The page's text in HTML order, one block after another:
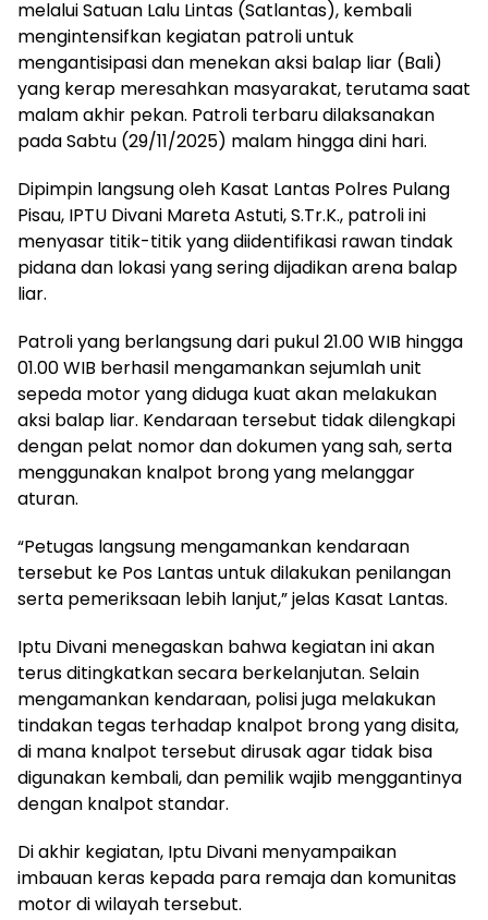
melalui Satuan Lalu Lintas (Satlantas), kembali
mengintensifkan kegiatan patroli untuk
mengantisipasi dan menekan aksi balap liar (Bali)
yang kerap meresahkan masyarakat, terutama saat
malam akhir pekan. Patroli terbaru dilaksanakan
pada Sabtu (29/11/2025) malam hingga dini hari.
Dipimpin langsung oleh Kasat Lantas Polres Pulang
Pisau, IPTU Divani Mareta Astuti, S.Tr.K., patroli ini
menyasar titik-titik yang diidentifikasi rawan tindak
pidana dan lokasi yang sering dijadikan arena balap
liar.
Patroli yang berlangsung dari pukul 21.00 WIB hingga
01.00 WIB berhasil mengamankan sejumlah unit
sepeda motor yang diduga kuat akan melakukan
aksi balap liar. Kendaraan tersebut tidak dilengkapi
dengan pelat nomor dan dokumen yang sah, serta
menggunakan knalpot brong yang melanggar
aturan.
“Petugas langsung mengamankan kendaraan
tersebut ke Pos Lantas untuk dilakukan penilangan
serta pemeriksaan lebih lanjut,” jelas Kasat Lantas.
Iptu Divani menegaskan bahwa kegiatan ini akan
terus ditingkatkan secara berkelanjutan. Selain
mengamankan kendaraan, polisi juga melakukan
tindakan tegas terhadap knalpot brong yang disita,
di mana knalpot tersebut dirusak agar tidak bisa
digunakan kembali, dan pemilik wajib menggantinya
dengan knalpot standar.
Di akhir kegiatan, Iptu Divani menyampaikan
imbauan keras kepada para remaja dan komunitas
motor di wilayah tersebut.